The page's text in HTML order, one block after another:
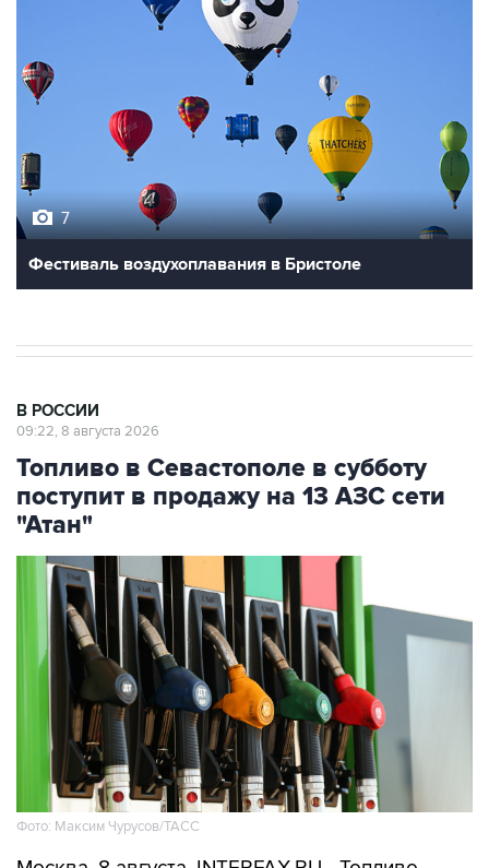
Фестиваль воздухоплавания в Бристоле
Топливо в Севастополе в субботу
поступит в продажу на 13 АЗС сети
"Атан"
Фото: Максим Чурусов/ТАСС
Москва. 8 августа. INTERFAX.RU - Топливо